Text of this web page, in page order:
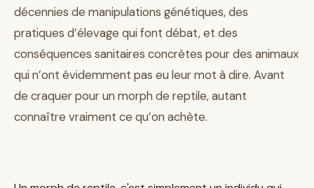
décennies de manipulations génétiques, des
pratiques d’élevage qui font débat, et des
conséquences sanitaires concrètes pour des animaux
qui n’ont évidemment pas eu leur mot à dire. Avant
de craquer pour un morph de reptile, autant
connaître vraiment ce qu’on achète.